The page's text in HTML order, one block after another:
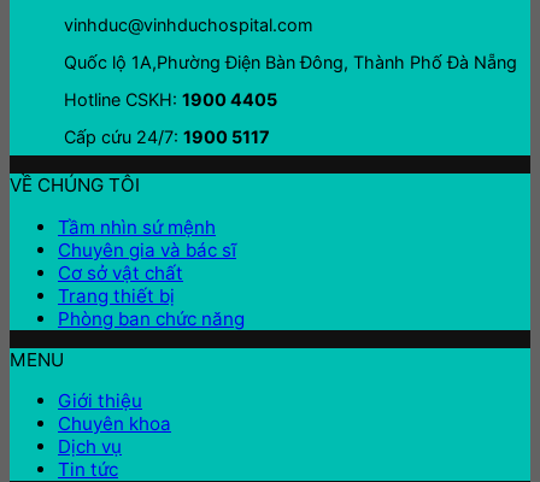
vinhduc@vinhduchospital.com
Quốc lộ 1A,Phường Điện Bàn Đông, Thành Phố Đà Nẵng
Hotline CSKH: 1900 4405
Cấp cứu 24/7: 1900 5117
VỀ CHÚNG TÔI
Tầm nhìn sứ mệnh
Chuyên gia và bác sĩ
Cơ sở vật chất
Trang thiết bị
Phòng ban chức năng
MENU
Giới thiệu
Chuyên khoa
Dịch vụ
Tin tức